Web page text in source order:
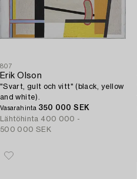
807
Erik Olson
"Svart, gult och vitt" (black, yellow
and white).
Vasarahinta 350 000 SEK
Lähtöhinta 400 000 -
500 000 SEK